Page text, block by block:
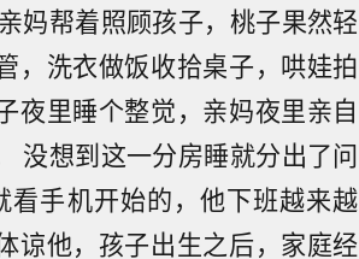
妈帮着照顾孩子，桃子果然轻
，洗衣做饭收拾桌子，哄娃拍
夜里睡个整觉，亲妈夜里亲自
没想到这一分房睡就分出了问
手机开始的，他下班越来越
谅他，孩子出生之后，家庭经